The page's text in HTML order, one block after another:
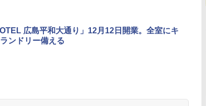
広島平和大通り」12月12日開業。全室にキ
ンドリー備える